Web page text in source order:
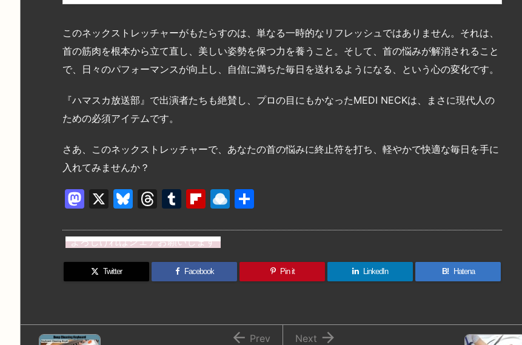
このネックストレッチャーがもたらすのは、単なる一時的なリフレッシュではありません。それは、
首の筋肉を根本から立て直し、美しい姿勢を保つ力を養うこと。そして、首の悩みが解消されること
で、日々のパフォーマンスが向上し、自信に満ちた毎日を送れるようになる、という心の変化です。
『ハマスカ放送部』で出演者たちも絶賛し、プロの目にもかなったMEDI NECKは、まさに現代人の
ための必須アイテムです。
さあ、このネックストレッチャーで、あなたの首の悩みに終止符を打ち、軽やかで快適な毎日を手に
入れてみませんか？
M
st
o
d
X
Bl
e
s
k
T
e
a
d
T
m
bl
r
Fl
b
o
ar
R
n
dr
o
よろしければシェアお願いします
Twitter Facebook Pin it LinkedIn B! Hatena

Next
 Prev